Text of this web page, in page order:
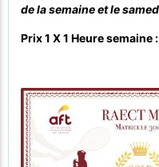
de la semaine et le
Prix 1 X 1 Heure semaine